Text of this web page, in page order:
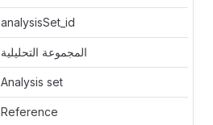
analysisSet_id
المجموعة التحليلية
Analysis set
Reference